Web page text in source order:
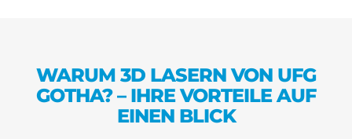
WARUM 3D LASERN VON UFG
GOTHA? – IHRE VORTEILE AUF
EINEN BLICK